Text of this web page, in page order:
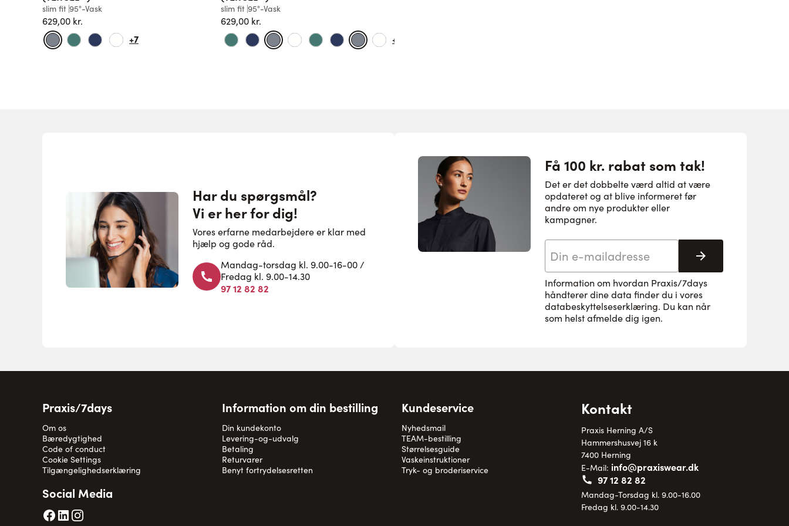
slim fit 95°-Vask
629,00 kr.
+7
slim fit 95°-Vask
629,00 kr.
+7
Har du spørgsmål?
Vi er her for dig!
Vores erfarne medarbejdere er klar med
hjælp og gode råd.
Mandag-torsdag kl. 9.00-16-00 /
Fredag kl. 9.00-14.30
97 12 82 82
Få 100 kr. rabat som tak!
Det er det dobbelte værd altid at være
opdateret og at blive informeret før
andre om nye produkter eller
kampagner.
Tilmeld her
Information om hvordan Praxis/7days
håndterer dine data finder du i vores
databeskyttelseserklæring. Du kan når
som helst afmelde dig igen.
Praxis/7days
Om os
Bæredygtighed
Code of conduct
Cookie Settings
Tilgængelighedserklæring
Information om din bestilling
Din kundekonto
Levering-og-udvalg
Betaling
Returvarer
Benyt fortrydelsesretten
Kundeservice
Nyhedsmail
TEAM-bestilling
Størrelsesguide
Vaskeinstruktioner
Tryk- og broderiservice
Kontakt
Praxis Herning A/S
Hammershusvej 16 k
7400 Herning
E-Mail: info@praxiswear.dk
97 12 82 82
Mandag-Torsdag kl. 9.00-16.00
Fredag kl. 9.00-14.30
Social Media